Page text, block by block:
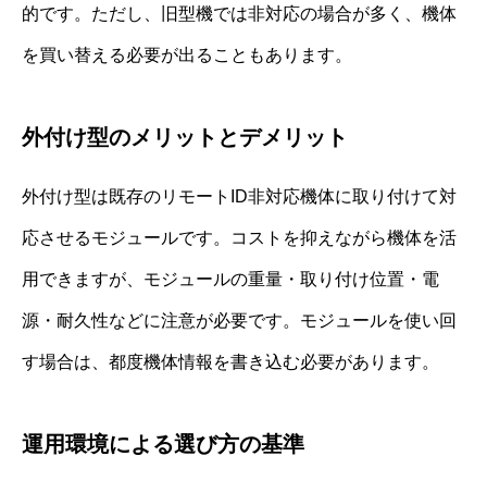
的です。ただし、旧型機では非対応の場合が多く、機体
を買い替える必要が出ることもあります。
外付け型のメリットとデメリット
外付け型は既存のリモートID非対応機体に取り付けて対
応させるモジュールです。コストを抑えながら機体を活
用できますが、モジュールの重量・取り付け位置・電
源・耐久性などに注意が必要です。モジュールを使い回
す場合は、都度機体情報を書き込む必要があります。
運用環境による選び方の基準